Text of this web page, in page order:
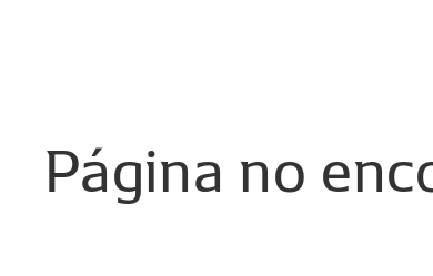
Página no